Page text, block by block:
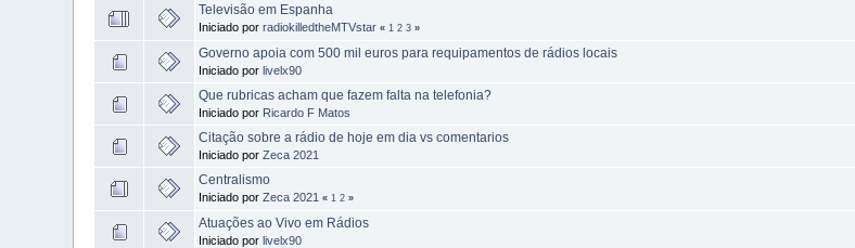
Televisão em Espanha
Iniciado porradiokilledtheMTVstar « 1 2 3 »
Governo apoia com 500 mil euros para requipamentos de rádios locais
Iniciado porlivelx90
Que rubricas acham que fazem falta na telefonia?
Iniciado por Ricardo F Matos
Citação sobre a rádio de hoje em dia vs comentarios
Iniciado porZeca 2021
Centralismo
Iniciado porZeca 2021 « 1 2 »
Atuações ao Vivo em Rádios
Iniciado porlivelx90